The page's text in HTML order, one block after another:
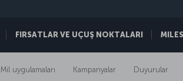
FIRSATLAR VE UÇUŞ NOKTALARI
Mil uygulamaları Kampanyalar Duyurular